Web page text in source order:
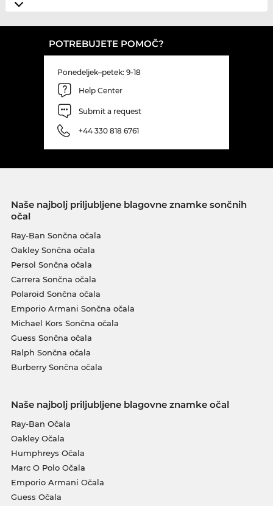
POTREBUJETE POMOČ?
Ponedeljek–petek: 9-18
Help Center
Submit a request
+44 330 818 6761
Naše najbolj priljubljene blagovne znamke sončnih
očal
Ray-Ban Sončna očala
Oakley Sončna očala
Persol Sončna očala
Carrera Sončna očala
Polaroid Sončna očala
Emporio Armani Sončna očala
Michael Kors Sončna očala
Guess Sončna očala
Ralph Sončna očala
Burberry Sončna očala
Naše najbolj priljubljene blagovne znamke očal
Ray-Ban Očala
Oakley Očala
Humphreys Očala
Marc O Polo Očala
Emporio Armani Očala
Guess Očala